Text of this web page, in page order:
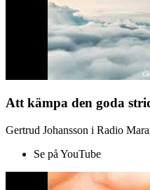
Att kämpa den goda
Gertrud Johansson i Radio
Se på YouTube